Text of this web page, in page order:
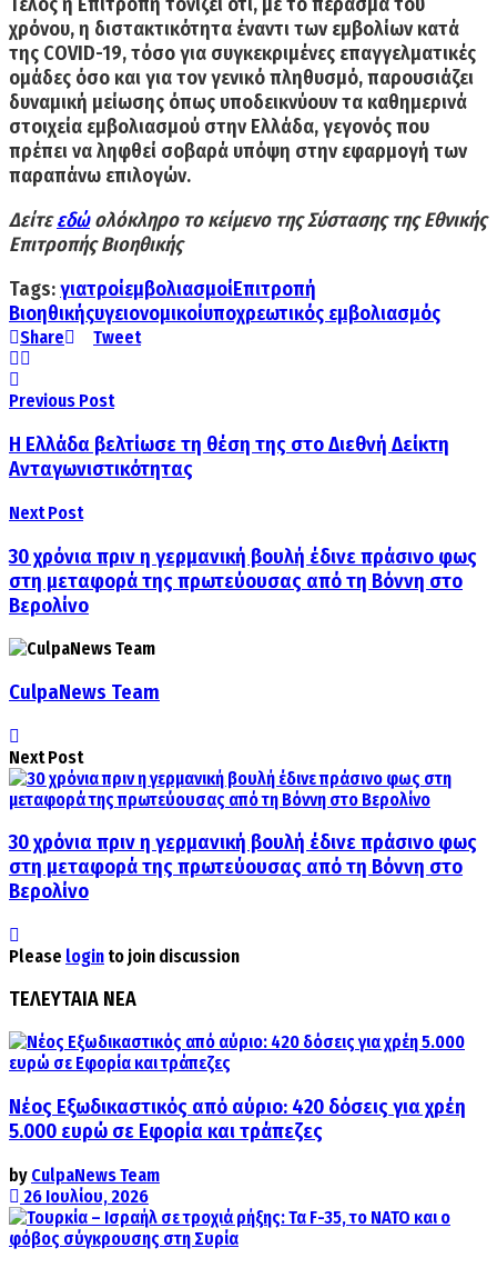
Τέλος η Επιτροπή τονίζει ότι, με το πέρασμα του
χρόνου, η διστακτικότητα έναντι των εμβολίων κατά
της COVID-19, τόσο για συγκεκριμένες επαγγελματικές
ομάδες όσο και για τον γενικό πληθυσμό, παρουσιάζει
δυναμική μείωσης όπως υποδεικνύουν τα καθημερινά
στοιχεία εμβολιασμού στην Ελλάδα, γεγονός που
πρέπει να ληφθεί σοβαρά υπόψη στην εφαρμογή των
παραπάνω επιλογών.
Δείτεεδώολόκληρο το κείμενο της Σύστασης της Εθνικής
Επιτροπής Βιοηθικής
Tags:γιατροίεμβολιασμοίΕπιτροπή
Βιοηθικήςυγειονομικοίυποχρεωτικός εμβολιασμός
Share Tweet
Previous Post
Η Ελλάδα βελτίωσε τη θέση της στο Διεθνή Δείκτη
Ανταγωνιστικότητας
Next Post
30 χρόνια πριν η γερμανική βουλή έδινε πράσινο φως
στη μεταφορά της πρωτεύουσας από τη Βόννη στο
Βερολίνο
CulpaNews Team
Next Post
30 χρόνια πριν η γερμανική βουλή έδινε πράσινο φως
στη μεταφορά της πρωτεύουσας από τη Βόννη στο
Βερολίνο
Please login to join discussion
ΤΕΛΕΥΤΑΙΑ ΝΕΑ
Νέος Εξωδικαστικός από αύριο: 420 δόσεις για χρέη
5.000 ευρώ σε Εφορία και τράπεζες
by CulpaNews Team
26 Ιουλίου, 2026